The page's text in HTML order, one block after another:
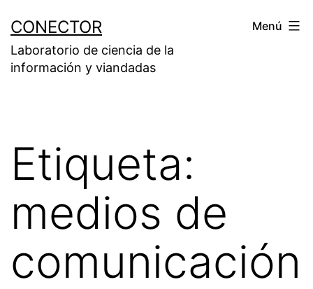
contenido
CONECTOR
Laboratorio de ciencia de la
información y viandadas
Menú
Etiqueta:
medios de
comunicación